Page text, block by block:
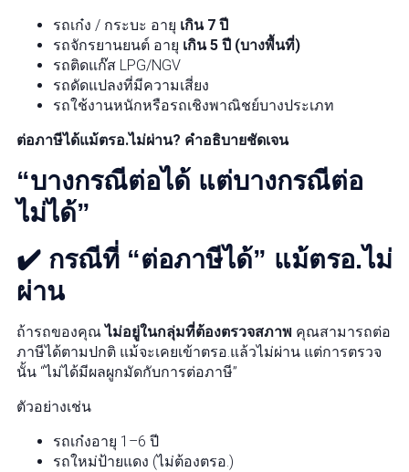
รถเก๋ง / กระบะ อายุ เกิน 7 ปี
รถจักรยานยนต์ อายุ เกิน 5 ปี (บางพื้นที่)
รถติดแก๊ส LPG/NGV
รถดัดแปลงที่มีความเสี่ยง
รถใช้งานหนักหรือรถเชิงพาณิชย์บางประเภท
ต่อภาษีได้แม้ตรอ.ไม่ผ่าน? คำอธิบายชัดเจน
“บางกรณีต่อได้ แต่บางกรณีต่อ
ไม่ได้”
✔️ กรณีที่ “ต่อภาษีได้” แม้ตรอ.ไม่
ผ่าน
ถ้ารถของคุณไม่อยู่ในกลุ่มที่ต้องตรวจสภาพ คุณสามารถต่อ
ภาษีได้ตามปกติ แม้จะเคยเข้าตรอ.แล้วไม่ผ่าน แต่การตรวจ
นั้น “ไม่ได้มีผลผูกมัดกับการต่อภาษี”
ตัวอย่างเช่น
รถเก๋งอายุ 1–6 ปี
รถใหม่ป้ายแดง (ไม่ต้องตรอ.)